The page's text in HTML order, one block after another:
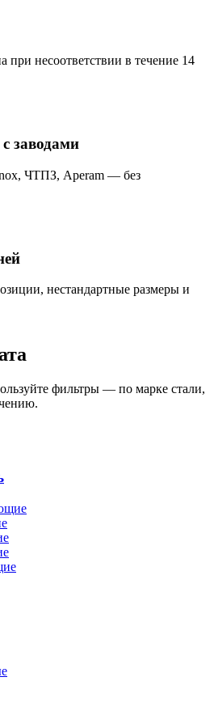
несоответствии в течение 14
заводами
ЧТПЗ, Aperam — без
нестандартные размеры и
фильтры — по марке стали,